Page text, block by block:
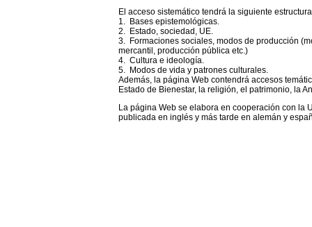
El acceso sistemático tendrá la siguiente
1. Bases epistemológicas.
2. Estado, sociedad, UE.
3. Formaciones sociales, modos de producción
mercantil, producción pública etc.)
4. Cultura e ideología.
5. Modos de vida y patrones culturales.
Además, la página Web contendrá accesos
Estado de Bienestar, la religión, el patrimonio, la
La página Web se elabora en cooperación con la
publicada en inglés y más tarde en alemán y